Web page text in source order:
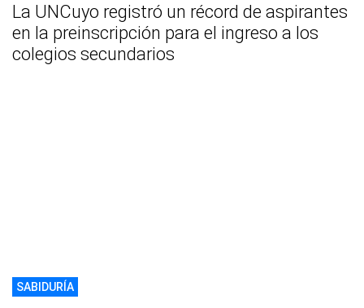
La UNCuyo registró un récord de aspirantes
en la preinscripción para el ingreso a los
colegios secundarios
SABIDURÍA